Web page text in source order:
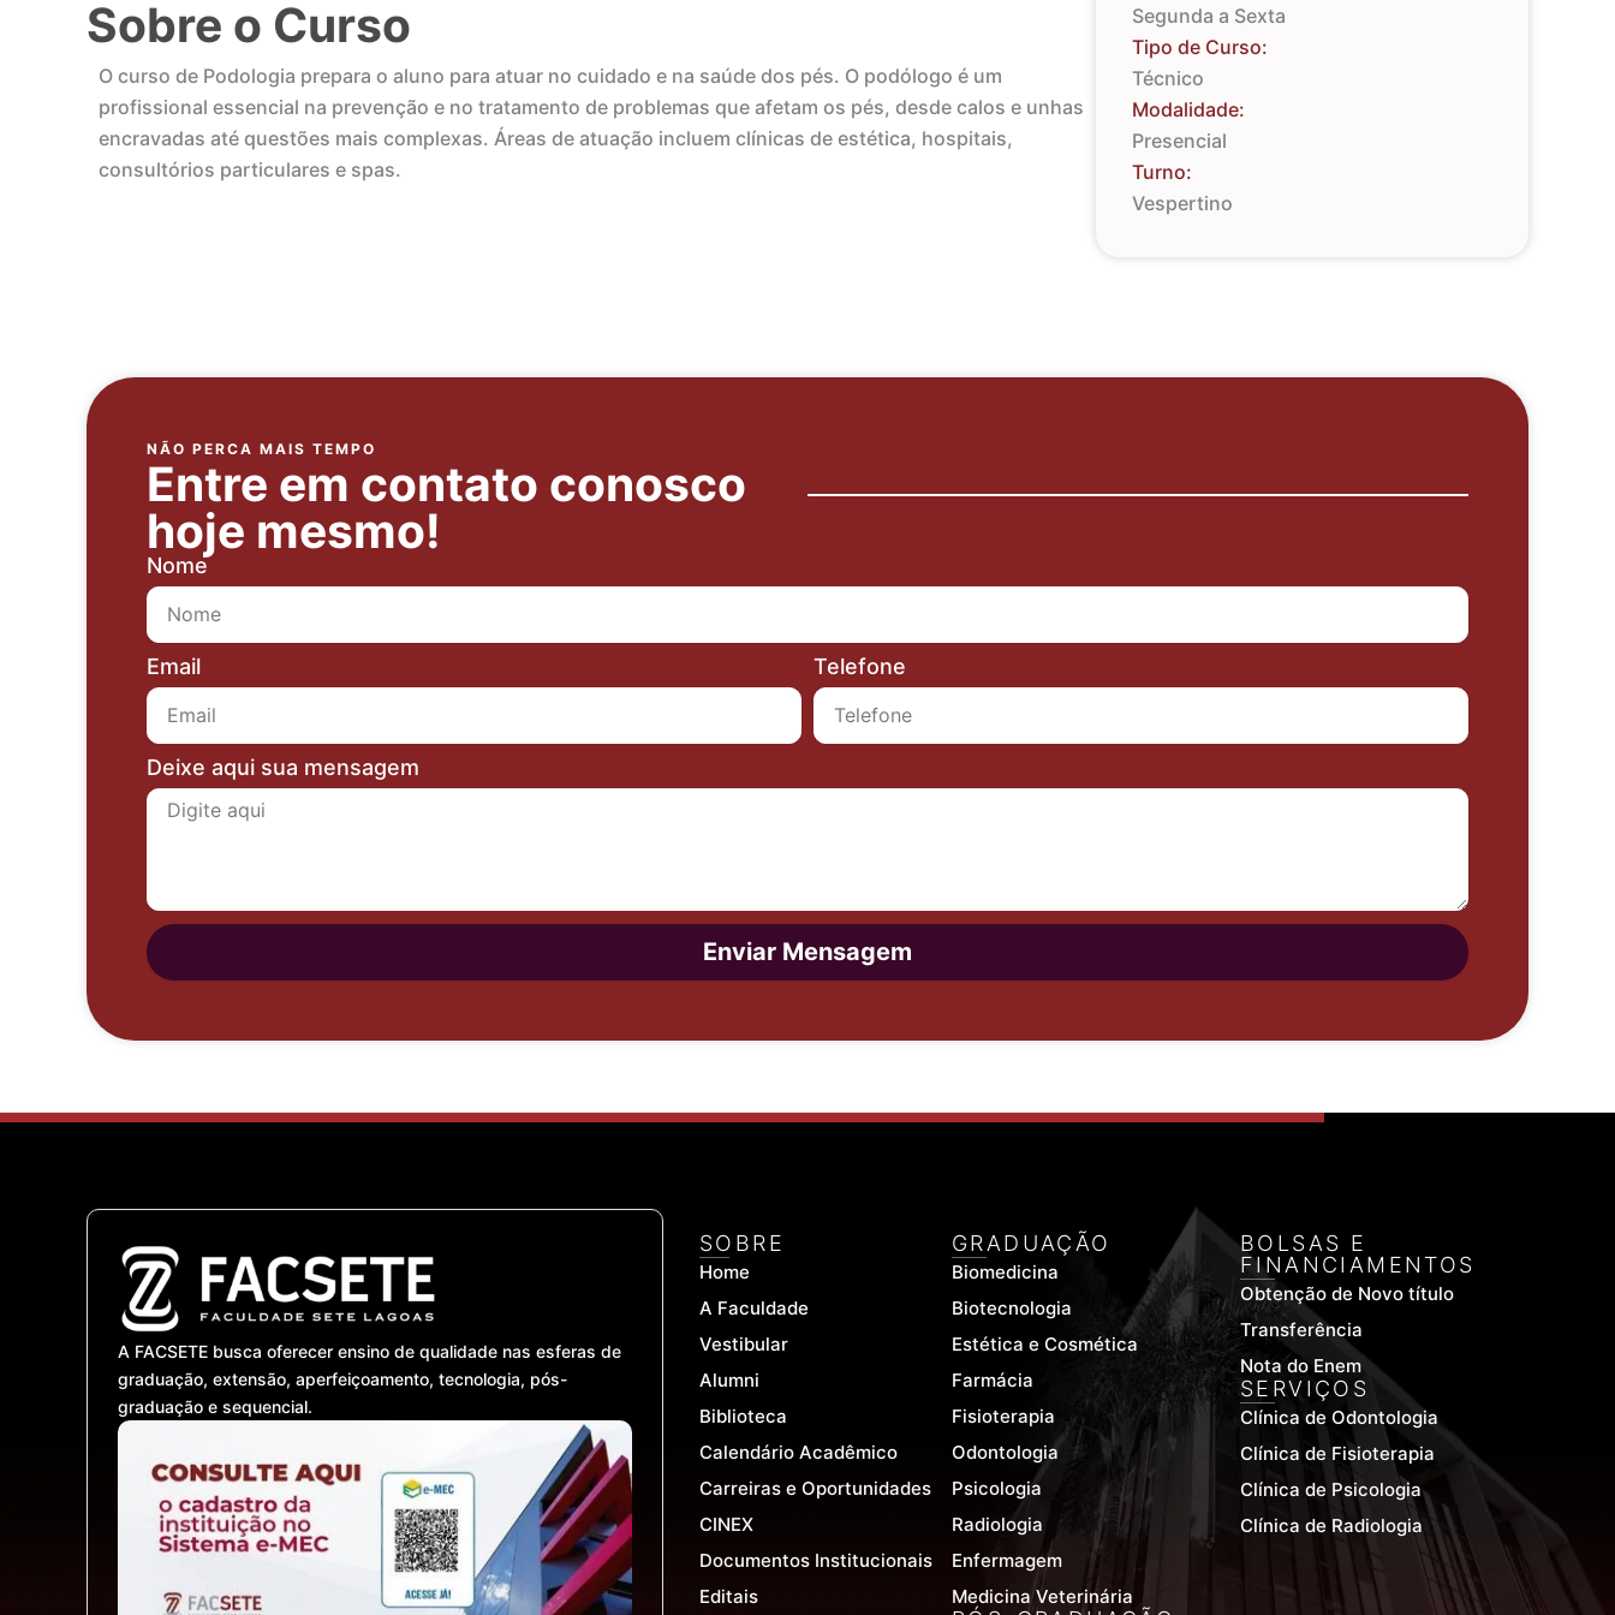
Sobre o Curso
O curso de Podologia prepara o aluno para atuar no cuidado e na saúde dos pés. O podólogo é um
profissional essencial na prevenção e no tratamento de problemas que afetam os pés, desde calos e unhas
encravadas até questões mais complexas. Áreas de atuação incluem clínicas de estética, hospitais,
consultórios particulares e spas.
Segunda a Sexta
Tipo de Curso:
Técnico
Modalidade:
Presencial
Turno:
Vespertino
NÃO PERCA MAIS TEMPO
Entre em contato conosco
hoje mesmo!
Nome
Email Telefone
Deixe aqui sua mensagem
Enviar Mensagem
A FACSETE busca oferecer ensino de qualidade nas esferas de
graduação, extensão, aperfeiçoamento, tecnologia, pós-
graduação e sequencial.
SOBRE
Home
A Faculdade
Vestibular
Alumni
Biblioteca
Calendário Acadêmico
Carreiras e Oportunidades
CINEX
Documentos Institucionais
Editais
GRADUAÇÃO
Biomedicina
Biotecnologia
Estética e Cosmética
Farmácia
Fisioterapia
Odontologia
Psicologia
Radiologia
Enfermagem
Medicina Veterinária
BOLSAS E
FINANCIAMENTOS
Obtenção de Novo título
Transferência
Nota do Enem
SERVIÇOS
Clínica de Odontologia
Clínica de Fisioterapia
Clínica de Psicologia
Clínica de Radiologia